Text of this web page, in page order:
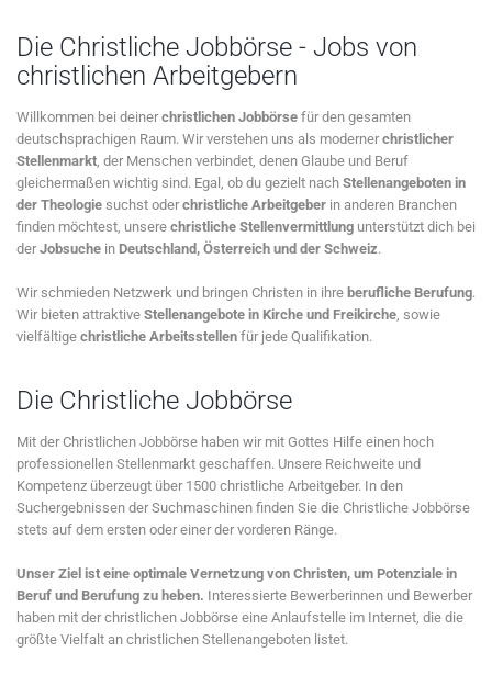
Die Christliche Jobbörse - Jobs von
christlichen Arbeitgebern
Willkommen bei deinerchristlichen Jobbörse für den gesamten
deutschsprachigen Raum. Wir verstehen uns als modernerchristlicher
Stellenmarkt , der Menschen verbindet, denen Glaube und Beruf
gleichermaßen wichtig sind. Egal, ob du gezielt nach Stellenangeboten in
der Theologie suchst oderchristliche Arbeitgeber in anderen Branchen
finden möchtest, unsere christliche Stellenvermittlung unterstützt dich bei
derJobsuche in Deutschland, Österreich und der Schweiz.
Wir schmieden Netzwerk und bringen Christen in ihre berufliche Berufung.
Wir bieten attraktive Stellenangebote in Kirche und Freikirche , sowie
vielfältige christliche Arbeitsstellen für jede Qualifikation.
Die Christliche Jobbörse
Mit der Christlichen Jobbörse haben wir mit Gottes Hilfe einen hoch
professionellen Stellenmarkt geschaffen. Unsere Reichweite und
Kompetenz überzeugt über 1500 christliche Arbeitgeber. In den
Suchergebnissen der Suchmaschinen finden Sie die Christliche Jobbörse
stets auf dem ersten oder einer der vorderen Ränge.
Unser Ziel ist eine optimale Vernetzung von Christen, um Potenziale in
Beruf und Berufung zu heben. Interessierte Bewerberinnen und Bewerber
haben mit der christlichen Jobbörse eine Anlaufstelle im Internet, die die
größte Vielfalt an christlichen Stellenangeboten listet.